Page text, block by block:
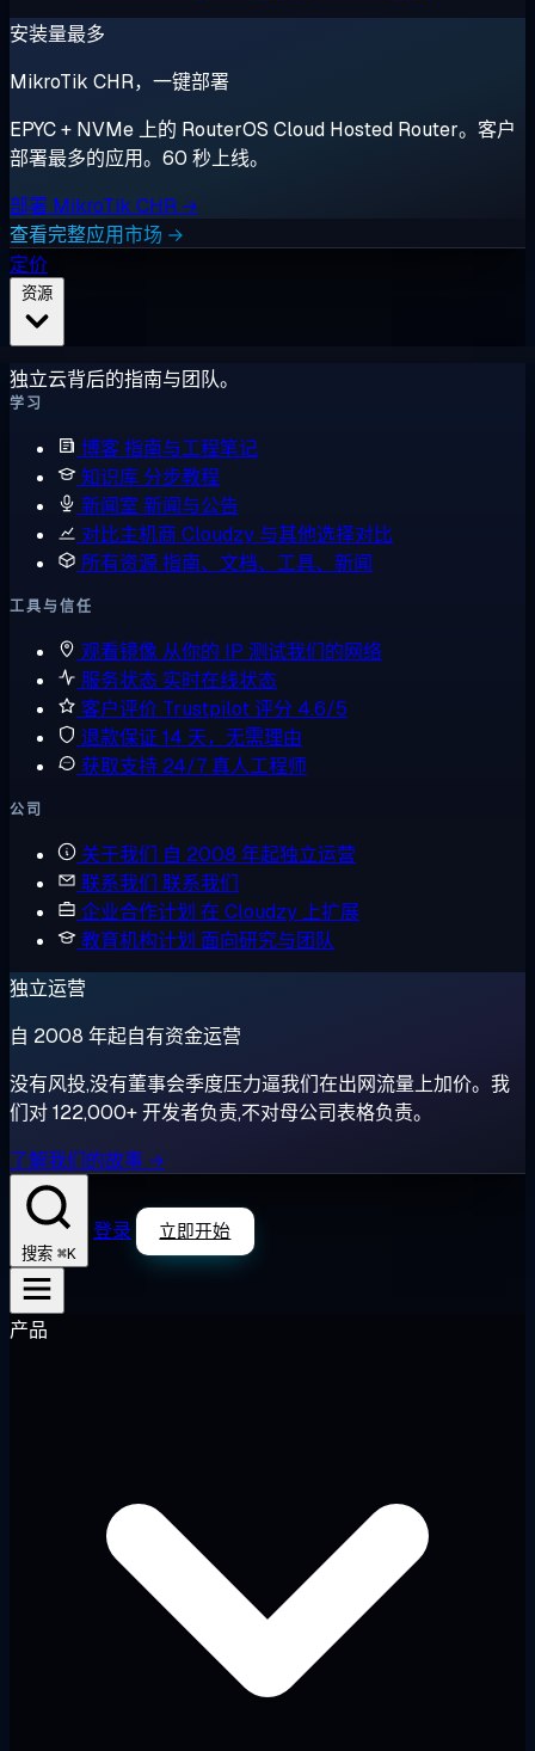
安装量最多
MikroTik CHR，一键部署
EPYC + NVMe 上的 RouterOS Cloud Hosted Router。客户
部署最多的应用。60 秒上线。
部署 MikroTik CHR →
查看完整应用市场 →
定价
独立云背后的指南与团队。
学习
博客指南与工程笔记
知识库 分步教程
新闻室 新闻与公告
对比主机商 Cloudzy 与其他选择对比
所有资源指南、文档、工具、新闻
工具与信任
观看镜像 从你的 IP 测试我们的网络
服务状态 实时在线状态
客户评价 Trustpilot 评分 4.6/5
退款保证 14 天，无需理由
获取支持 24/7 真人工程师
公司
关于我们 自 2008 年起独立运营
联系我们 联系我们
企业合作计划 在 Cloudzy 上扩展
教育机构计划 面向研究与团队
独立运营
自 2008 年起自有资金运营
没有风投,没有董事会季度压力逼我们在出网流量上加价。我
们对 122,000+ 开发者负责,不对母公司表格负责。
了解我们的故事 →
搜索 ⌘K
登录 立即开始
产品